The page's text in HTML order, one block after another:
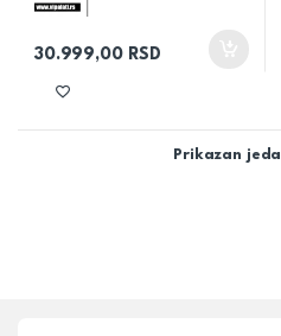
30.999,00 RSD
Prikazan